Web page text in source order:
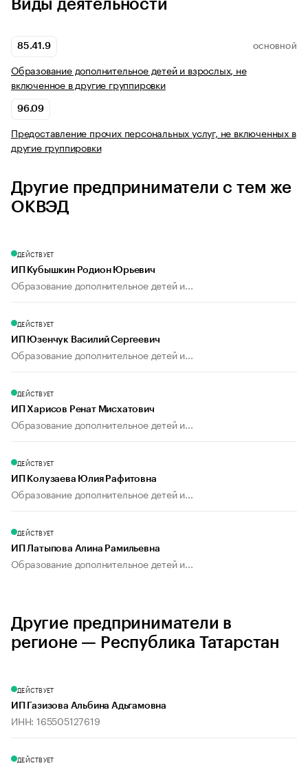
Виды деятельности
85.41.9 ОСНОВНОЙ
Образование дополнительное детей и взрослых, не
включенное в другие группировки
96.09
Предоставление прочих персональных услуг, не включенных в
другие группировки
Другие предприниматели с тем же
ОКВЭД
ДЕЙСТВУЕТ
ИП Кубышкин Родион Юрьевич
Образование дополнительное детей и...
ДЕЙСТВУЕТ
ИП Юзенчук Василий Сергеевич
Образование дополнительное детей и...
ДЕЙСТВУЕТ
ИП Харисов Ренат Мисхатович
Образование дополнительное детей и...
ДЕЙСТВУЕТ
ИП Колузаева Юлия Рафитовна
Образование дополнительное детей и...
ДЕЙСТВУЕТ
ИП Латыпова Алина Рамильевна
Образование дополнительное детей и...
Другие предприниматели в
регионе — Республика Татарстан
ДЕЙСТВУЕТ
ИП Газизова Альбина Адьгамовна
ИНН: 165505127619
ДЕЙСТВУЕТ